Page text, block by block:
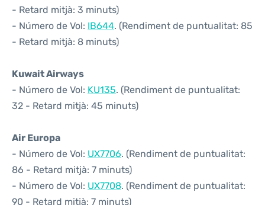
- Retard mitjà: 3 minuts)
- Número de Vol: IB644. (Rendiment de puntualitat: 85
- Retard mitjà: 8 minuts)
Kuwait Airways
- Número de Vol: KU135. (Rendiment de puntualitat:
32 - Retard mitjà: 45 minuts)
Air Europa
- Número de Vol: UX7706. (Rendiment de puntualitat:
86 - Retard mitjà: 7 minuts)
- Número de Vol: UX7708. (Rendiment de puntualitat:
90 - Retard mitjà: 7 minuts)